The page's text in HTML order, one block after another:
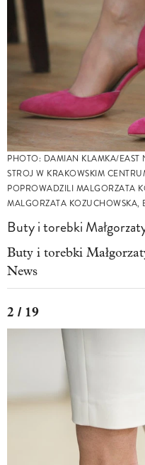
PHOTO: DAMIAN KLAMKA/
STROJ W KRAKOWSKIM
POPROWADZILI MALGORZATA
MALGORZATA KOZUCHOWSKA,
Buty i torebki
Buty i torebki
News
2 / 19